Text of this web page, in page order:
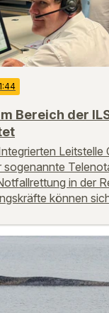
Bereich der
in der
können